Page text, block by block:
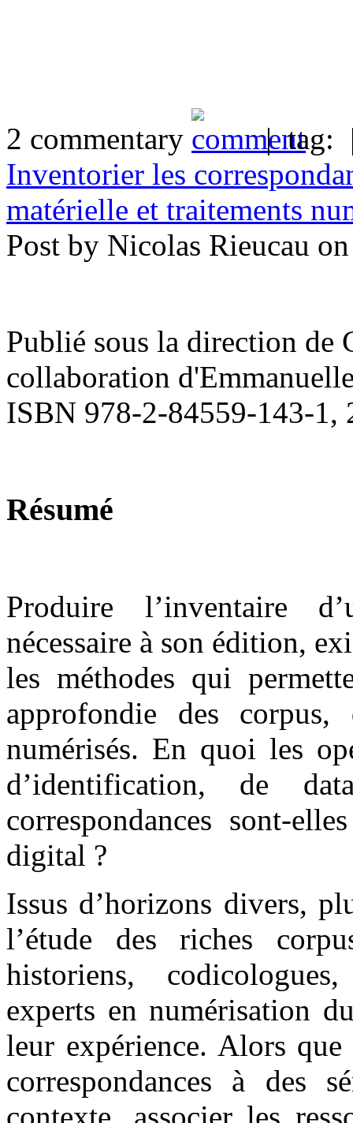
2 commentary | tag:
Inventorier les
matérielle et traitements
Post by Nicolas Rieucau
Publié sous la direction de
collaboration
ISBN 978-2-84559-143-1,
Résumé
Produire l’inventaire
nécessaire à son édition,
les méthodes qui
approfondie des corpus,
numérisés. En quoi les
d’identification, de
correspondances sont-
digital ?
Issus d’horizons divers,
l’étude des riches
historiens,
experts en numérisation
leur expérience. Alors
correspondances à des